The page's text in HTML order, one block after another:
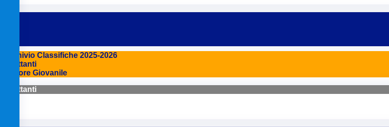
Archivio Classifiche 2025-2026
Dilettanti
Settore Giovanile
Dilettanti